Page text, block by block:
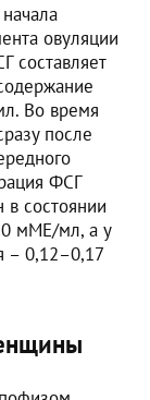
овуляции
составляет
Во время
после
ФСГ
состоянии
мМЕ/мл, а у
– 0,12–0,17